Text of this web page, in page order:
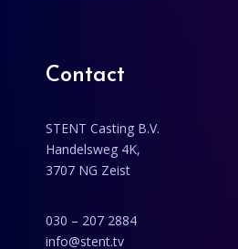
Contact
STENT Casting B.V.
Handelsweg 4K,
3707 NG Zeist
030 – 207 2884
info@stent.tv